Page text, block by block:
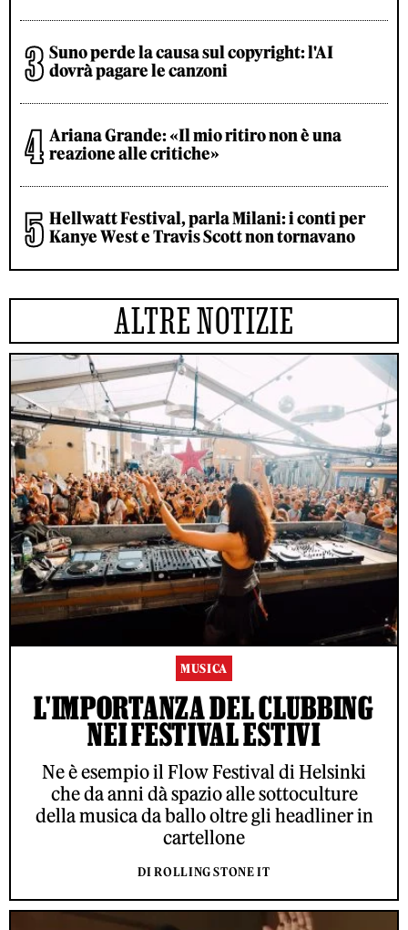
Suno perde la causa sul copyright: l'AI
dovrà pagare le canzoni
Ariana Grande: «Il mio ritiro non è una
reazione alle critiche»
Hellwatt Festival, parla Milani: i conti per
Kanye West e Travis Scott non tornavano
ALTRE NOTIZIE
MUSICA
L'IMPORTANZA DEL CLUBBING
NEI FESTIVAL ESTIVI
Ne è esempio il Flow Festival di Helsinki
che da anni dà spazio alle sottoculture
della musica da ballo oltre gli headliner in
cartellone
DI ROLLING STONE IT